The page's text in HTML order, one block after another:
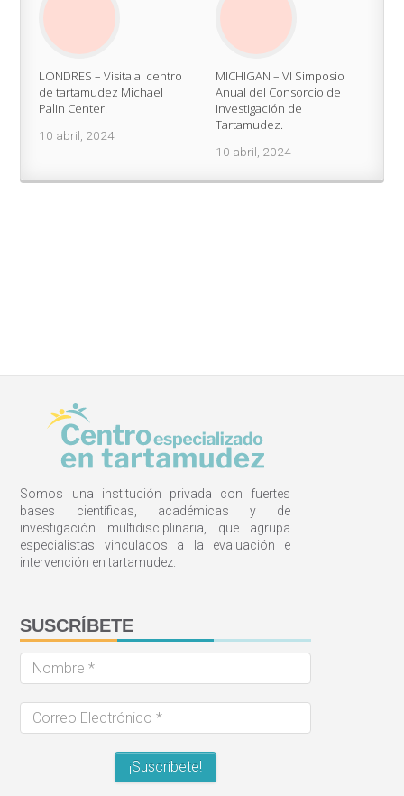
LONDRES – Visita al centro
de tartamudez Michael
Palin Center.
10 abril, 2024
MICHIGAN – VI Simposio
Anual del Consorcio de
investigación de
Tartamudez.
10 abril, 2024
Somos una institución privada con fuertes
bases científicas, académicas y de
investigación multidisciplinaria, que agrupa
especialistas vinculados a la evaluación e
intervención en tartamudez.
SUSCRÍBETE